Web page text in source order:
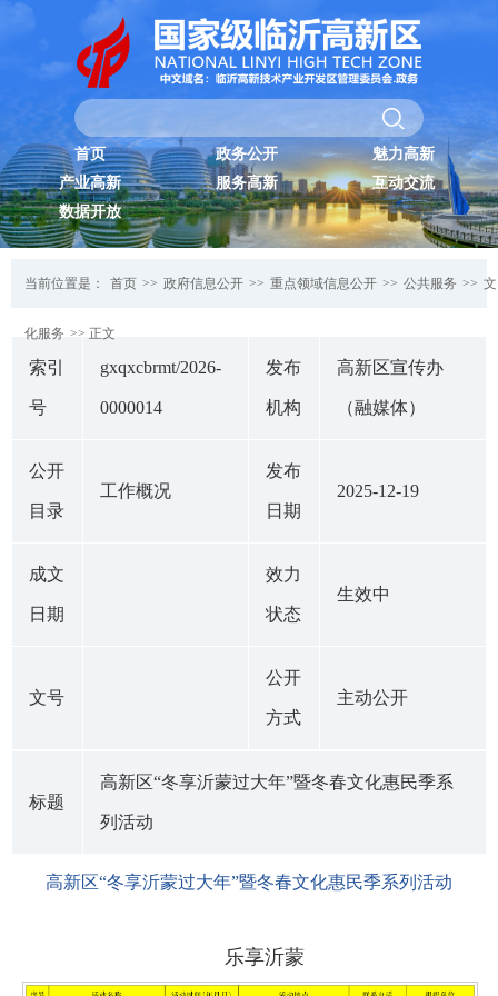
首页 政务公开
魅力高新
产业高新
服务高新
互动交流
数据开放
当前位置是： 首页 >> 政府信息公开 >> 重点领域信息公开 >> 公共服务 >> 文
化服务 >> 正文
索引
号
gxqxcbrmt/2026-
0000014
发布
机构
高新区宣传办
（融媒体）
公开
目录
工作概况
发布
日期
2025-12-19
成文
日期
效力
状态
生效中
文号
公开
方式
主动公开
标题
高新区“冬享沂蒙过大年”暨冬春文化惠民季系
列活动
高新区“冬享沂蒙过大年”暨冬春文化惠民季系列活动
乐享沂蒙